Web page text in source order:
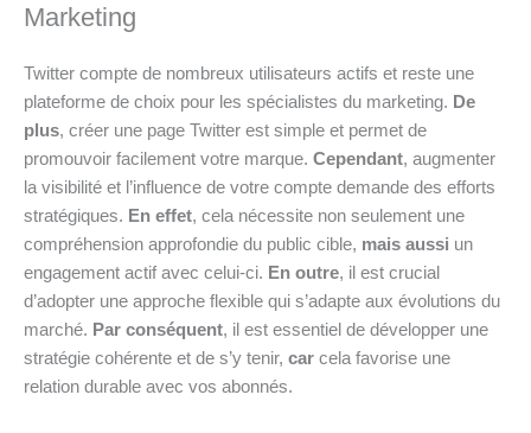
Marketing
Twitter compte de nombreux utilisateurs actifs et reste une
plateforme de choix pour les spécialistes du marketing. De
plus, créer une page Twitter est simple et permet de
promouvoir facilement votre marque. Cependant, augmenter
la visibilité et l’influence de votre compte demande des efforts
stratégiques. En effet, cela nécessite non seulement une
compréhension approfondie du public cible, mais aussi un
engagement actif avec celui-ci. En outre, il est crucial
d’adopter une approche flexible qui s’adapte aux évolutions du
marché. Par conséquent, il est essentiel de développer une
stratégie cohérente et de s’y tenir, car cela favorise une
relation durable avec vos abonnés.